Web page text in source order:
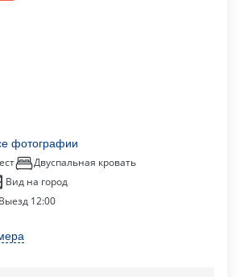
фотографии
Двуспальная кровать
Вид на город
Выезд 12:00